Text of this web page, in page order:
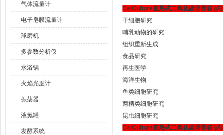
气体流量计
电子皂膜流量计
球磨机
多参数分析仪
水浴锅
火焰光度计
振荡器
液氮罐
发酵系统
CelCulture直热式二氧化碳培养箱 (
干细胞研究
哺乳动物的研究
组织重新生成
食品研究
再生医学
海洋生物
鱼类细胞研究
两栖类细胞研究
昆虫细胞研究
CelCulture直热式二氧化碳培养箱 (